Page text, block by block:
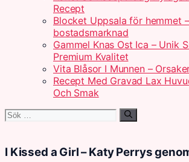
Recept
Blocket Uppsala för hemmet
bostadsmarknad
Gammel Knas Ost Ica – Unik
Premium Kvalitet
Vita Blåsor I Munnen –
Recept Med Gravad Lax
Och Smak
Sök
I Kissed a Girl – Katy Perrys